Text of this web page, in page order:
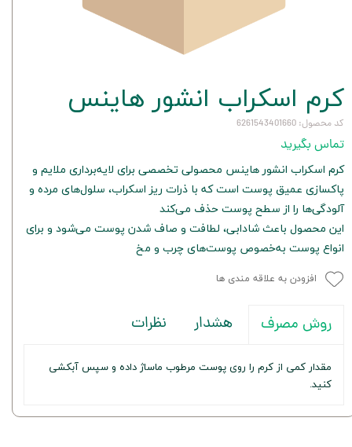
کرم اسکراب انشور هاینس
کد محصول: 6261543401660
تماس بگیرید
کرم اسکراب انشور هاینس محصولی تخصصی برای لایه‌برداری ملایم و
پاکسازی عمیق پوست است که با ذرات ریز اسکراب، سلول‌های مرده و
آلودگی‌ها را از سطح پوست حذف می‌کند
این محصول باعث شادابی، لطافت و صاف شدن پوست می‌شود و برای
انواع پوست به‌خصوص پوست‌های چرب و مخ
افزودن به علاقه مندی ها
روش مصرف هشدار نظرات
مقدار کمی از کرم را روی پوست مرطوب ماساژ داده و سپس آبکشی
کنید.